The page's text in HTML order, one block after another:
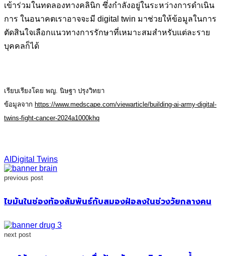
เข้าร่วมในทดลองทางคลินิก ซึ่งกำลังอยู่ในระหว่างการดำเนิน
การ ในอนาคตเราอาจจะมี digital twin มาช่วยให้ข้อมูลในการ
ตัดสินใจเลือกแนวทางการรักษาที่เหมาะสมสำหรับแต่ละราย
บุคคลก็ได้
เรียบเรียงโดย พญ. นิษฐา ปรุงวิทยา
ข้อมูลจาก https://www.medscape.com/viewarticle/building-ai-army-digital-
twins-fight-cancer-2024a1000khq
AI Digital Twins
previous post
ไขมันในช่องท้องสัมพันธ์กับสมองฝ่อลงในช่วงวัยกลางคน
next post